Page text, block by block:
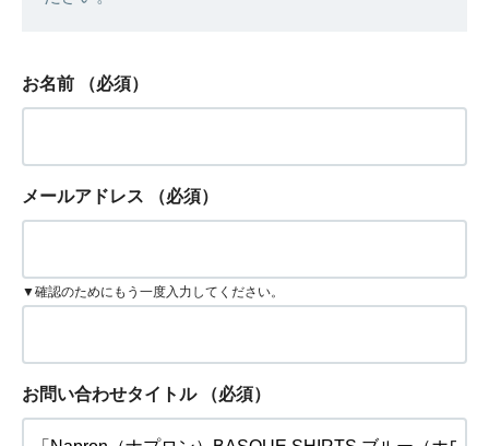
お名前 （必須）
メールアドレス （必須）
▼確認のためにもう一度入力してください。
お問い合わせタイトル （必須）